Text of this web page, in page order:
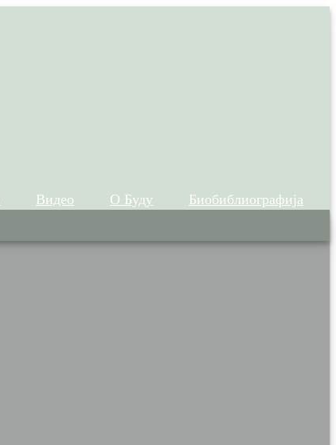
Видео О Буду Биобиблиографија